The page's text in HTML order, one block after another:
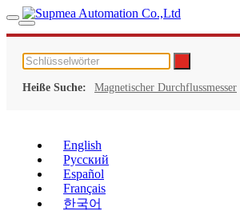
Heiße Suche: Magnetischer Durchflussmesser
English
Русский
Español
Français
한국어